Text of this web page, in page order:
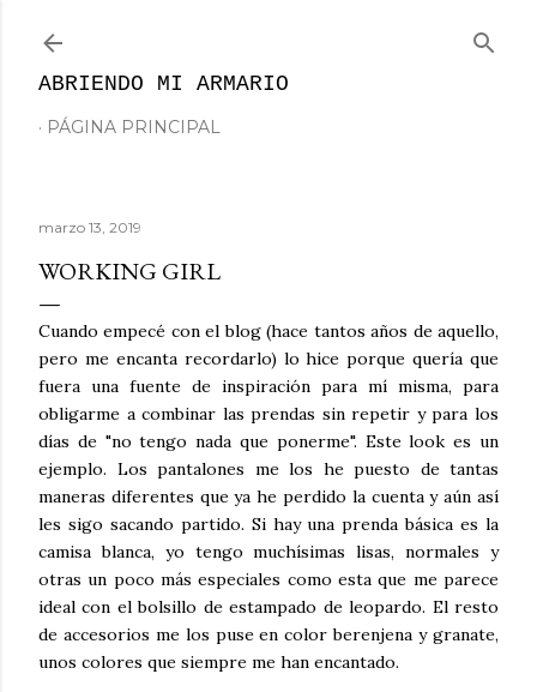
ABRIENDO MI ARMARIO
PÁGINA PRINCIPAL
marzo 13, 2019
WORKING GIRL
Cuando empecé con el blog (hace tantos años de aquello,
pero me encanta recordarlo) lo hice porque quería que
fuera una fuente de inspiración para mí misma, para
obligarme a combinar las prendas sin repetir y para los
días de "no tengo nada que ponerme". Este look es un
ejemplo. Los pantalones me los he puesto de tantas
maneras diferentes que ya he perdido la cuenta y aún así
les sigo sacando partido. Si hay una prenda básica es la
camisa blanca, yo tengo muchísimas lisas, normales y
otras un poco más especiales como esta que me parece
ideal con el bolsillo de estampado de leopardo. El resto
de accesorios me los puse en color berenjena y granate,
unos colores que siempre me han encantado.